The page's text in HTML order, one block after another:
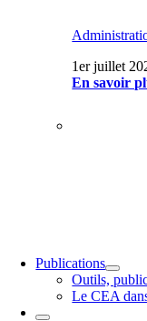
1er juillet
En savoir
Publications
Outils,
Le CEA